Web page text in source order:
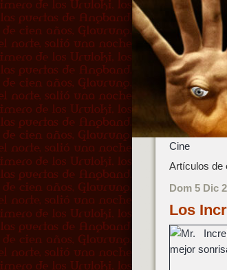
Cine
Artículos de
Dom 5 Dic
Los